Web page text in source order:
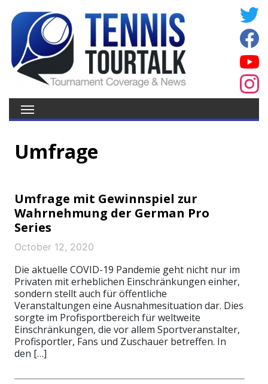
Umfrage
Umfrage mit Gewinnspiel zur
Wahrnehmung der German Pro
Series
October 12, 2020
Die aktuelle COVID-19 Pandemie geht nicht nur im
Privaten mit erheblichen Einschränkungen einher,
sondern stellt auch für öffentliche
Veranstaltungen eine Ausnahmesituation dar. Dies
sorgte im Profisportbereich für weltweite
Einschränkungen, die vor allem Sportveranstalter,
Profisportler, Fans und Zuschauer betreffen. In
den […]